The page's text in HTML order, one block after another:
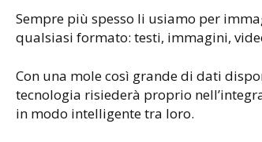
Sempre più spesso li usiamo per
qualsiasi formato: testi, immagini,
Con una mole così grande di dati
tecnologia risiederà proprio
in modo intelligente tra loro.